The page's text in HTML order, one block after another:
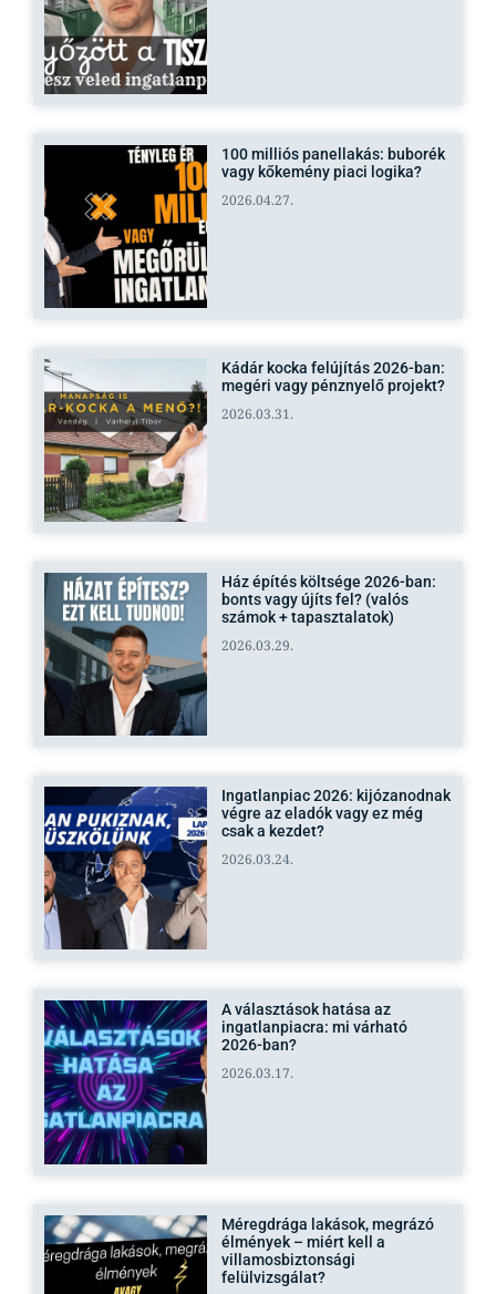
100 milliós panellakás: buborék
vagy kőkemény piaci logika?
2026.04.27.
Kádár kocka felújítás 2026-ban:
megéri vagy pénznyelő projekt?
2026.03.31.
Ház építés költsége 2026-ban:
bonts vagy újíts fel? (valós
számok + tapasztalatok)
2026.03.29.
Ingatlanpiac 2026: kijózanodnak
végre az eladók vagy ez még
csak a kezdet?
2026.03.24.
A választások hatása az
ingatlanpiacra: mi várható
2026-ban?
2026.03.17.
Méregdrága lakások, megrázó
élmények – miért kell a
villamosbiztonsági
felülvizsgálat?